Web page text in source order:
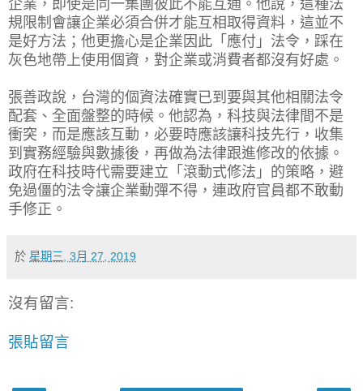
企業，即使是同一集團彼此不能互通。他說，這種法
規限制會讓企業必須合併才能互相取得資料，這並不
是好方法；他更擔心是企業因此「應付」法令，踩在
灰色地帶上使用個資，對企業或消費者都沒有好處。
張善政說，台灣的個資法確實已到要與其他相關法令
配套、全面盤整的時候。他認為，科技與法律間不是
衝突，而是應該互動，必要時應該讓科技先行，收集
到實務經驗與數據後，再做為法律跟進修改的依據。
政府在科技時代需要建立「滾動式修法」的策略，避
免過僵的法令讓企業動彈不得，連政府官員都不敢動
手修正。
於 星期三, 3月 27, 2019
沒有留言:
張貼留言